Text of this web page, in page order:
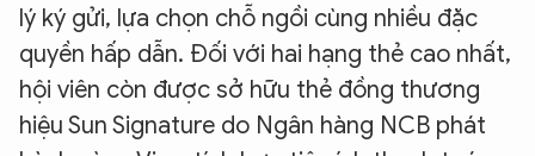
lý ký gửi, lựa chọn chỗ ngồi cùng nhiều đặc
quyền hấp dẫn. Đối với hai hạng thẻ cao nhất,
hội viên còn được sở hữu thẻ đồng thương
hiệu Sun Signature do Ngân hàng NCB phát